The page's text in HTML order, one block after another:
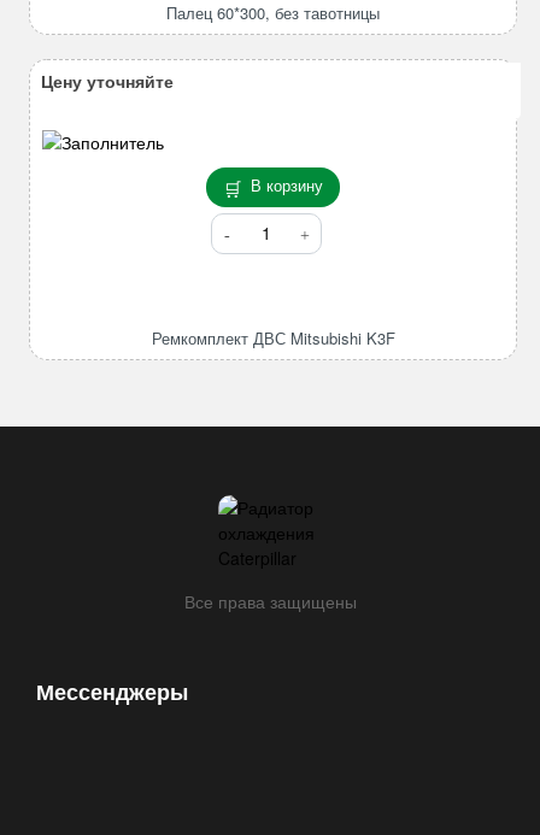
тавотницы
Палец 60*300, без тавотницы
В корзину
Количество
товара
K3F
Ремкомплект ДВС Mitsubishi K3F
Цену уточняйте
Все права защищены
Мессенджеры